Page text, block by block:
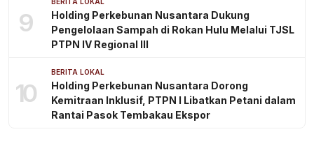
9
Holding Perkebunan Nusantara Dukung
Pengelolaan Sampah di Rokan Hulu Melalui TJSL
PTPN IV Regional III
10
BERITA LOKAL
Holding Perkebunan Nusantara Dorong
Kemitraan Inklusif, PTPN I Libatkan Petani dalam
Rantai Pasok Tembakau Ekspor